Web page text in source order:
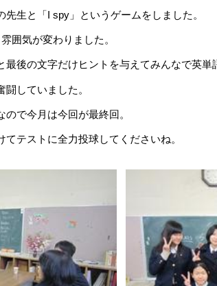
先生と「I spy」というゲームをしました。
囲気が変わりました。
最後の文字だけヒントを与えてみんなで英単
していました。
で今月は今回が最終回。
テストに全力投球してくださいね。